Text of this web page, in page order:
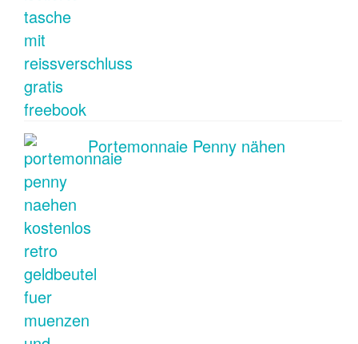
Portemonnaie Penny nähen